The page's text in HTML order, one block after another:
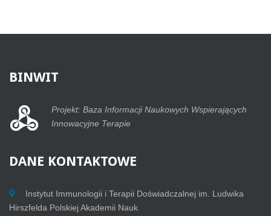
BINWIT
Projekt: Baza Informacji Naukowych Wspierających
Innowacyjne Terapie
DANE KONTAKTOWE
Instytut Immunologii i Terapii Doświadczalnej im. Ludwika
Hirszfelda Polskiej Akademii Nauk